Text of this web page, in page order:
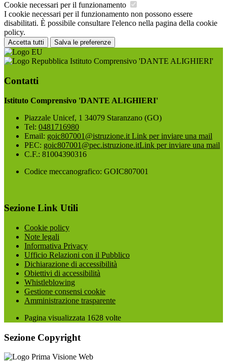
Cookie necessari per il funzionamento
I cookie necessari per il funzionamento non possono essere
disabilitati. È possibile consultare l'elenco nella pagina della cookie
policy.
Accetta tutti Salva le preferenze
Istituto Comprensivo 'DANTE ALIGHIERI'
Contatti
Istituto Comprensivo 'DANTE ALIGHIERI'
Piazzale Unicef, 1 34079 Staranzano (GO)
Tel: 0481716980
Email: goic807001@istruzione.it Link per inviare una mail
PEC: goic807001@pec.istruzione.itLink per inviare una mail
C.F.: 81004390316
Codice meccanografico: GOIC807001
Sezione Link Utili
Cookie policy
Note legali
Informativa Privacy
Ufficio Relazioni con il Pubblico
Dichiarazione di accessibilità
Obiettivi di accessibilità
Whistleblowing
Gestione consensi cookie
Amministrazione trasparente
Pagina visualizzata 1628 volte
Sezione Copyright